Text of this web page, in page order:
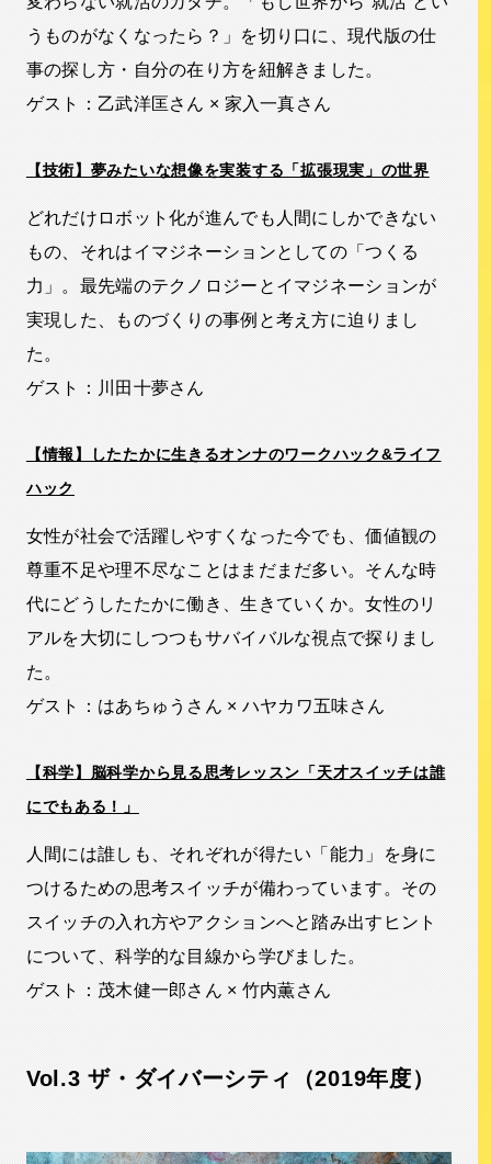
うものがなくなったら？」を切り口に、現代版の仕
事の探し方・自分の在り方を紐解きました。
ゲスト：乙武洋匡さん × 家入一真さん
【技術】夢みたいな想像を実装する「拡張現実」の世界
どれだけロボット化が進んでも人間にしかできない
もの、それはイマジネーションとしての「つくる
力」。最先端のテクノロジーとイマジネーションが
実現した、ものづくりの事例と考え方に迫りまし
た。
ゲスト：川田十夢さん
【情報】したたかに生きるオンナのワークハック&ライフ
ハック
女性が社会で活躍しやすくなった今でも、価値観の
尊重不足や理不尽なことはまだまだ多い。そんな時
代にどうしたたかに働き、生きていくか。女性のリ
アルを大切にしつつもサバイバルな視点で探りまし
た。
ゲスト：はあちゅうさん × ハヤカワ五味さん
【科学】脳科学から見る思考レッスン「天才スイッチは誰
にでもある！」
人間には誰しも、それぞれが得たい「能力」を身に
つけるための思考スイッチが備わっています。その
スイッチの入れ方やアクションへと踏み出すヒント
について、科学的な目線から学びました。
ゲスト：茂木健一郎さん × 竹内薫さん
Vol.3 ザ・ダイバーシティ（2019年度）